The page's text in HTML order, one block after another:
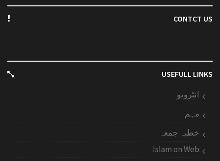
CONTCT US
USEFULL LINKS
انٹرویو
مہم
خطبہ جمعہ
Islam on Web